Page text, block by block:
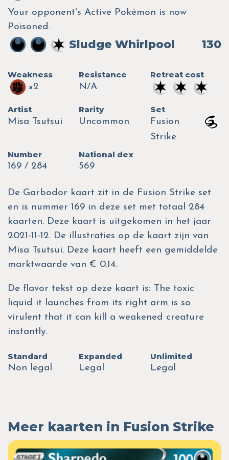
Your opponent's Active Pokémon is now
Poisoned.
Sludge Whirlpool 130
Weakness
×2
Resistance
N/A
Retreat cost
Artist
Misa Tsutsui
Rarity
Uncommon
Set
Fusion
Strike
Number
169 / 284
National dex
569
De Garbodor kaart zit in de Fusion Strike set
en is nummer 169 in deze set met totaal 284
kaarten. Deze kaart is uitgekomen in het jaar
2021-11-12. De illustraties op de kaart zijn van
Misa Tsutsui. Deze kaart heeft een gemiddelde
marktwaarde van € 0.14.
De flavor tekst op deze kaart is: The toxic
liquid it launches from its right arm is so
virulent that it can kill a weakened creature
instantly.
Standard
Non legal
Expanded
Legal
Unlimited
Legal
Meer kaarten in Fusion Strike